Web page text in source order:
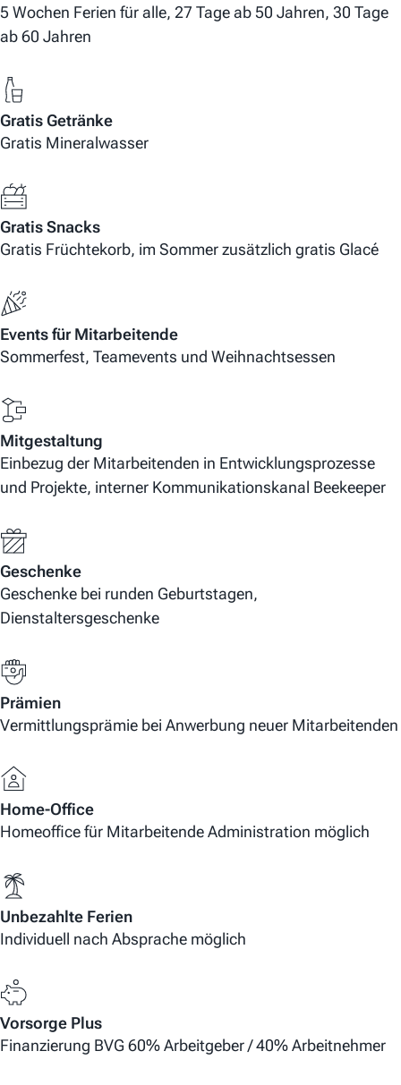
5 Wochen Ferien für alle, 27 Tage ab 50 Jahren, 30 Tage
ab 60 Jahren
Gratis Getränke
Gratis Mineralwasser
Gratis Snacks
Gratis Früchtekorb, im Sommer zusätzlich gratis Glacé
Events für Mitarbeitende
Sommerfest, Teamevents und Weihnachtsessen
Mitgestaltung
Einbezug der Mitarbeitenden in Entwicklungsprozesse
und Projekte, interner Kommunikationskanal Beekeeper
Geschenke
Geschenke bei runden Geburtstagen,
Dienstaltersgeschenke
Prämien
Vermittlungsprämie bei Anwerbung neuer Mitarbeitenden
Home-Office
Homeoffice für Mitarbeitende Administration möglich
Unbezahlte Ferien
Individuell nach Absprache möglich
Vorsorge Plus
Finanzierung BVG 60% Arbeitgeber / 40% Arbeitnehmer